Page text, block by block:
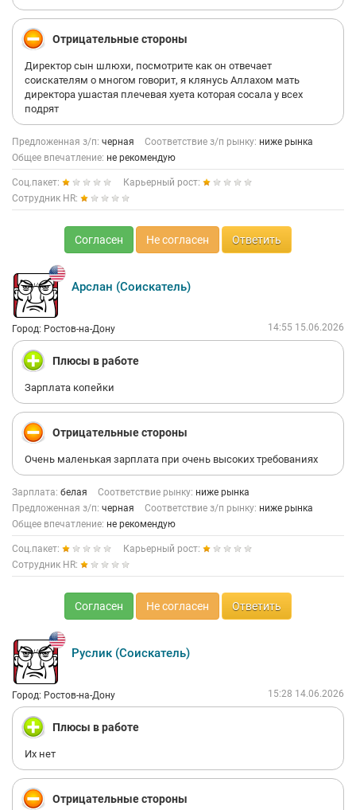
Отрицательные стороны
Директор сын шлюхи, посмотрите как он отвечает
соискателям о многом говорит, я клянусь Аллахом мать
директора ушастая плечевая хуета которая сосала у всех
подрят
Предложенная з/п: черная Соответствие з/п рынку: ниже рынка
Общее впечатление: не рекомендую
Соц.пакет:
Карьерный рост:
Сотрудник HR:
Согласен Не согласен Ответить
Арслан (Соискатель)
Город: Ростов-на-Дону 14:55 15.06.2026
Плюсы в работе
Зарплата копейки
Отрицательные стороны
Очень маленькая зарплата при очень высоких требованиях
Зарплата: белая Соответствие рынку: ниже рынка
Предложенная з/п: черная Соответствие з/п рынку: ниже рынка
Общее впечатление: не рекомендую
Соц.пакет:
Карьерный рост:
Сотрудник HR:
Согласен Не согласен Ответить
Руслик (Соискатель)
Город: Ростов-на-Дону 15:28 14.06.2026
Плюсы в работе
Их нет
Отрицательные стороны